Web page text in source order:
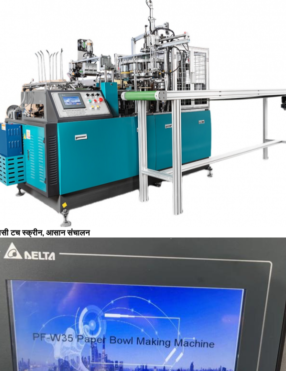
टच स्क्रीन, आसान संचालन